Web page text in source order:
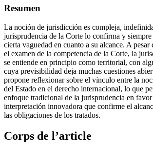
Resumen
La noción de jurisdicción es compleja,
jurisprudencia de la Corte lo confirma y siempre
cierta vaguedad en cuanto a su alcance. A pesar
el examen de la competencia de la Corte, la
se entiende en principio como territorial, con
cuya previsibilidad deja muchas cuestiones
propone reflexionar sobre el vínculo entre la
del Estado en el derecho internacional, lo que
enfoque tradicional de la jurisprudencia en favor
interpretación innovadora que confirme el
las obligaciones de los tratados.
Corps de l’article